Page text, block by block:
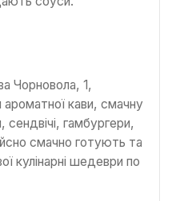
Чорновола, 1,
ароматної кави, смачну
сендвічі, гамбургери,
смачно готують та
кулінарні шедеври по